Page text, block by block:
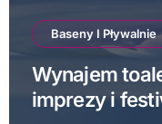
Baseny I Pływalnie
Wynajem
imprezy i